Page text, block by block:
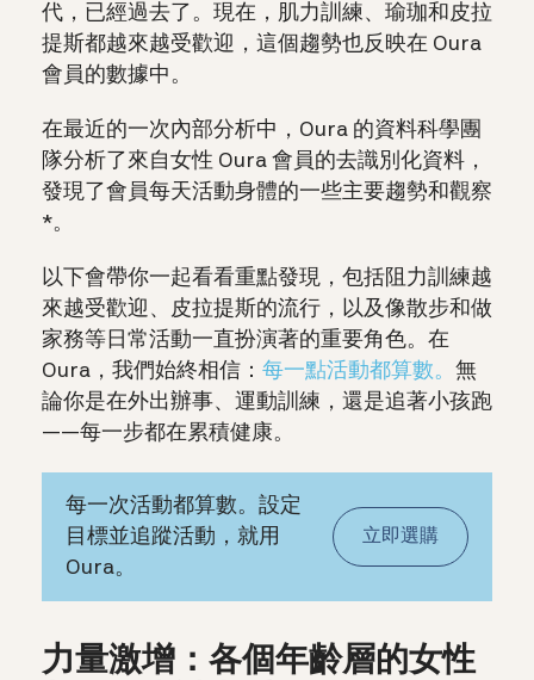
代，已經過去了。現在，肌力訓練、瑜珈和皮拉
提斯都越來越受歡迎，這個趨勢也反映在 Oura
會員的數據中。
在最近的一次內部分析中，Oura 的資料科學團
隊分析了來自女性 Oura 會員的去識別化資料，
發現了會員每天活動身體的一些主要趨勢和觀察
*。
以下會帶你一起看看重點發現，包括阻力訓練越
來越受歡迎、皮拉提斯的流行，以及像散步和做
家務等日常活動一直扮演著的重要角色。在
Oura，我們始終相信： 每一點活動都算數。 無
論你是在外出辦事、運動訓練，還是追著小孩跑
——每一步都在累積健康。
每一次活動都算數。設定
目標並追蹤活動，就用
Oura。
立即選購
力量激增：各個年齡層的女性